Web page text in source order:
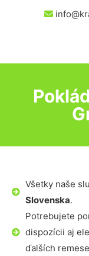
Všetky naše
Slovenska.
Potrebujete
dispozícii aj
ďalších